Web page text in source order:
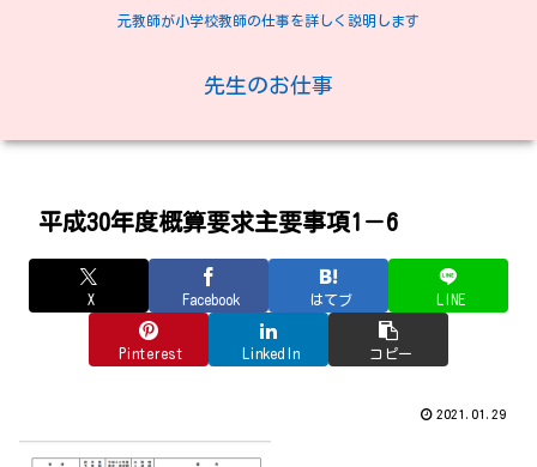
元教師が小学校教師の仕事を詳しく説明します
先生のお仕事
平成30年度概算要求主要事項1－6
X Facebook はてブ LINE
Pinterest LinkedIn コピー
2021.01.29